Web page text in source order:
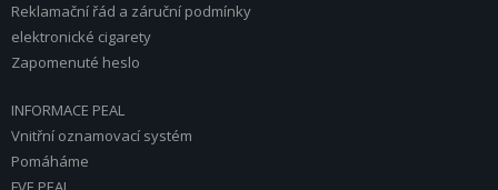
Reklamační řád a záruční podmínky
elektronické cigarety
Zapomenuté heslo
INFORMACE PEAL
Vnitřní oznamovací systém
Pomáháme